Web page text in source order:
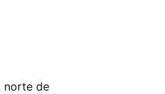
norte de